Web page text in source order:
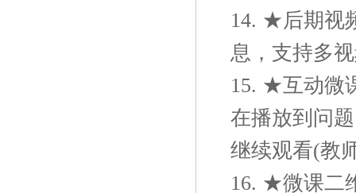
14. ★后期视
息，支持多
15. ★互动微
在播放到问
继续观看(教
16. ★微课二